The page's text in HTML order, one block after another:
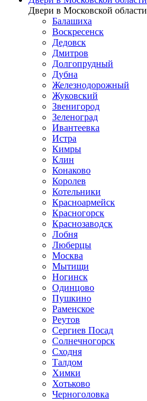
Двери в Московской области
Балашиха
Воскресенск
Дедовск
Дмитров
Долгопрудный
Дубна
Железнодорожный
Жуковский
Звенигород
Зеленоград
Ивантеевка
Истра
Кимры
Клин
Конаково
Королев
Котельники
Красноармейск
Красногорск
Краснозаводск
Лобня
Люберцы
Москва
Мытищи
Ногинск
Одинцово
Пушкино
Раменское
Реутов
Сергиев Посад
Солнечногорск
Сходня
Талдом
Химки
Хотьково
Черноголовка